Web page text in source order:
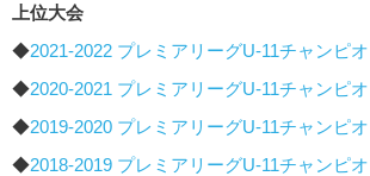
上位大会
◆2021-2022 プレミアリーグU-11チャンピ
◆2020-2021 プレミアリーグU-11チャンピ
◆2019-2020 プレミアリーグU-11チャンピ
◆2018-2019 プレミアリーグU-11チャンピ